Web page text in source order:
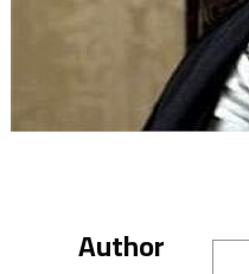
Author